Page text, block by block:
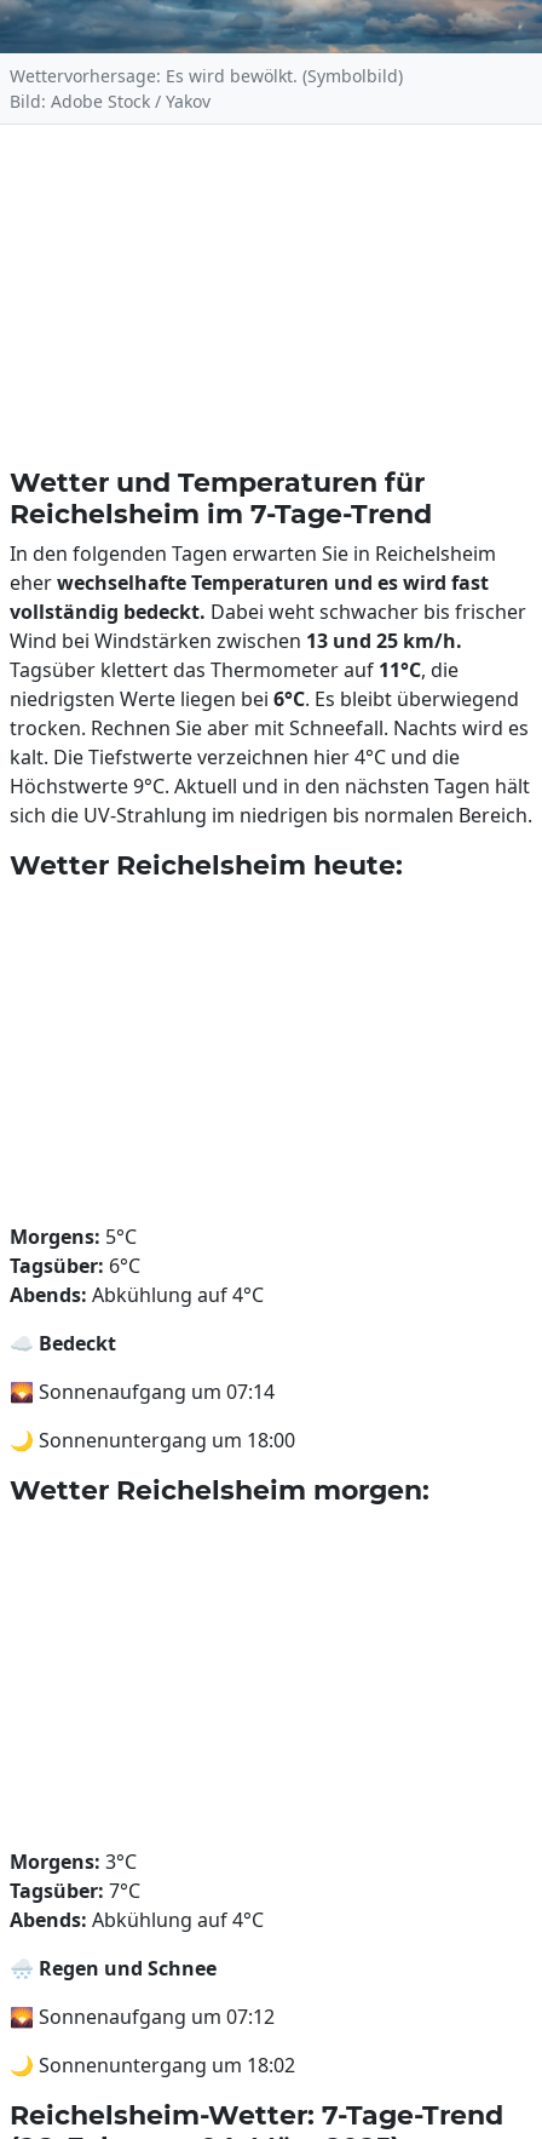
Wettervorhersage: Es wird bewölkt. (Symbolbild)
Bild: Adobe Stock / Yakov
Wetter und Temperaturen für
Reichelsheim im 7-Tage-Trend
In den folgenden Tagen erwarten Sie in Reichelsheim
eherwechselhafte Temperaturen und es wird fast
vollständig bedeckt. Dabei weht schwacher bis frischer
Wind bei Windstärken zwischen 13 und 25 km/h.
Tagsüber klettert das Thermometer auf 11°C, die
niedrigsten Werte liegen bei 6°C. Es bleibt überwiegend
trocken. Rechnen Sie aber mit Schneefall. Nachts wird es
kalt. Die Tiefstwerte verzeichnen hier 4°C und die
Höchstwerte 9°C. Aktuell und in den nächsten Tagen hält
sich die UV-Strahlung im niedrigen bis normalen Bereich.
Wetter Reichelsheim heute:
Morgens: 5°C
Tagsüber: 6°C
Abends: Abkühlung auf 4°C
☁️ Bedeckt
🌄 Sonnenaufgang um 07:14
🌙 Sonnenuntergang um 18:00
Wetter Reichelsheim morgen:
Morgens: 3°C
Tagsüber: 7°C
Abends: Abkühlung auf 4°C
🌨️ Regen und Schnee
🌄 Sonnenaufgang um 07:12
🌙 Sonnenuntergang um 18:02
Reichelsheim-Wetter: 7-Tage-Trend